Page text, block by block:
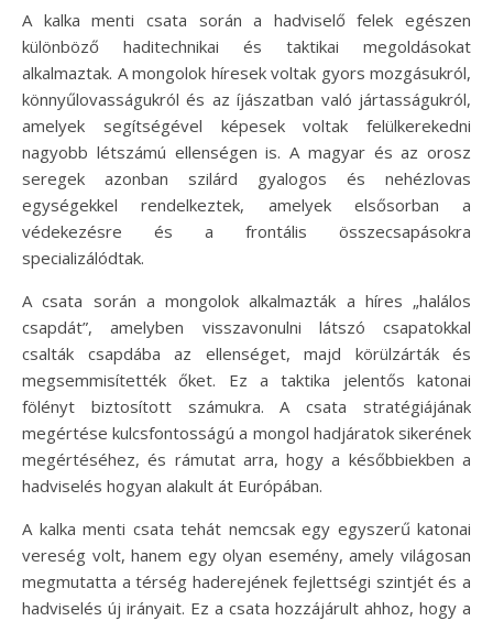
A kalka menti csata során a hadviselő felek egészen
különböző haditechnikai és taktikai megoldásokat
alkalmaztak. A mongolok híresek voltak gyors mozgásukról,
könnyűlovasságukról és az íjászatban való jártasságukról,
amelyek segítségével képesek voltak felülkerekedni
nagyobb létszámú ellenségen is. A magyar és az orosz
seregek azonban szilárd gyalogos és nehézlovas
egységekkel rendelkeztek, amelyek elsősorban a
védekezésre és a frontális összecsapásokra
specializálódtak.
A csata során a mongolok alkalmazták a híres „halálos
csapdát”, amelyben visszavonulni látszó csapatokkal
csalták csapdába az ellenséget, majd körülzárták és
megsemmisítették őket. Ez a taktika jelentős katonai
fölényt biztosított számukra. A csata stratégiájának
megértése kulcsfontosságú a mongol hadjáratok sikerének
megértéséhez, és rámutat arra, hogy a későbbiekben a
hadviselés hogyan alakult át Európában.
A kalka menti csata tehát nemcsak egy egyszerű katonai
vereség volt, hanem egy olyan esemény, amely világosan
megmutatta a térség haderejének fejlettségi szintjét és a
hadviselés új irányait. Ez a csata hozzájárult ahhoz, hogy a